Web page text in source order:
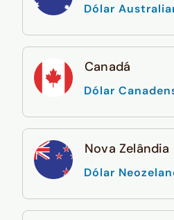
Dólar
Canadá
Dólar
Nova Zelândia
Dólar